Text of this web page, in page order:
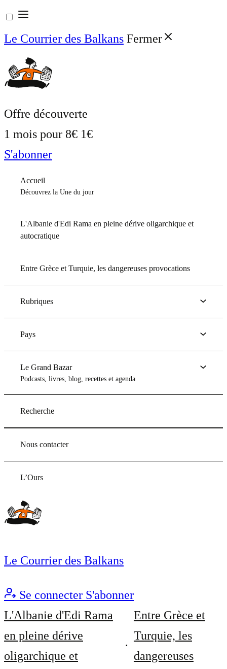
Aller
au
contenu
Le Courrier des Balkans Fermer
Offre découverte
1 mois pour 8€ 1€
S'abonner
Accueil
Découvrez la Une du jour
L'Albanie d'Edi Rama en pleine dérive oligarchique et
autocratique
Entre Grèce et Turquie, les dangereuses provocations
Rubriques
Pays
Le Grand Bazar
Podcasts, livres, blog, recettes et agenda
Recherche
Nous contacter
L’Ours
Le Courrier des Balkans
Se connecter S'abonner
L'Albanie d'Edi Rama
en pleine dérive
oligarchique et
Entre Grèce et
Turquie, les
dangereuses